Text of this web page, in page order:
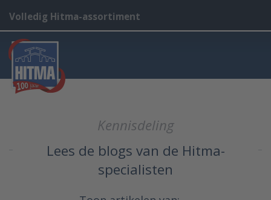
Volledig Hitma-assortiment
Kennisdeling
Lees de blogs van de Hitma-
specialisten